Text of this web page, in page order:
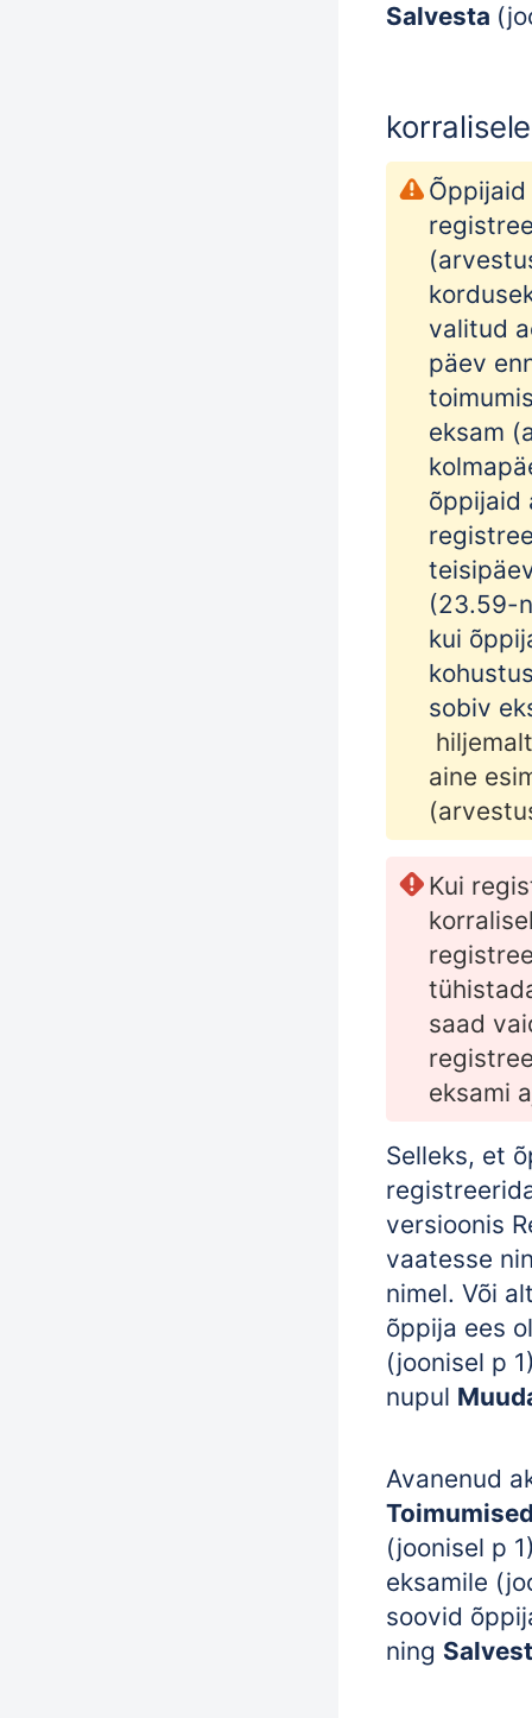
Salvesta
valitud
päev
eksam
õppijaid
(23.59-
kui
sobiv
aine
Kui
saad
eksami
Selleks, et
versioonis
vaatesse
nimel. Või
õppija ees
(joonisel p
nupul
Avanenud
(joonisel p
eksamile
soovid
ning